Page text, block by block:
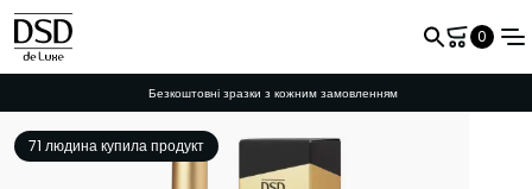
Безкоштовні зразки з кожним замовленням
0
71 людина купила продукт